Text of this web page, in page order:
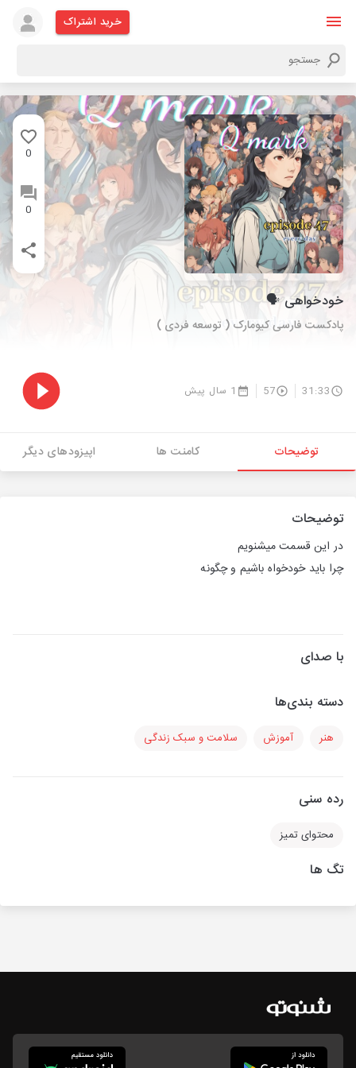
خرید اشتراک
0
0
خودخواهی 🗣️
پادکست فارسی کیومارک ( توسعه فردی )
31:33
57 1 سال پیش
توضیحات کامنت ها اپیزودهای دیگر
توضیحات
در این قسمت میشنویم
چرا باید خودخواه باشیم و چگونه
با صدای
دسته بندی‌ها
هنر آموزش سلامت و سبک زندگی
رده سنی
محتوای تمیز
تگ ها